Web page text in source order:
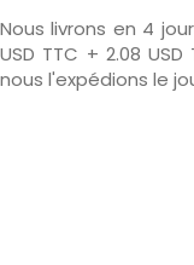
Nous livrons en 4
USD TTC + 2.08
nous l'expédions le